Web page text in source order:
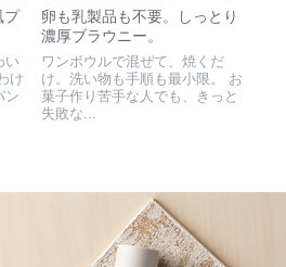
プ
い
け
ン
卵も乳製品も不要。しっとり
濃厚ブラウニー。
ワンボウルで混ぜて、焼くだ
け。洗い物も手順も最小限。 お
菓子作り苦手な人でも、きっと
失敗な...